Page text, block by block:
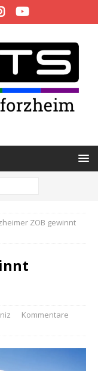
ZOB gewinnt
Kommentare